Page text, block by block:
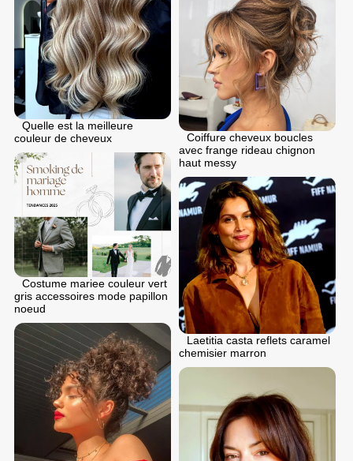
Quelle est la meilleure
couleur de cheveux
Coiffure cheveux boucles
avec frange rideau chignon
haut messy
Costume mariee couleur vert
gris accessoires mode papillon
noeud
Laetitia casta reflets caramel
chemisier marron